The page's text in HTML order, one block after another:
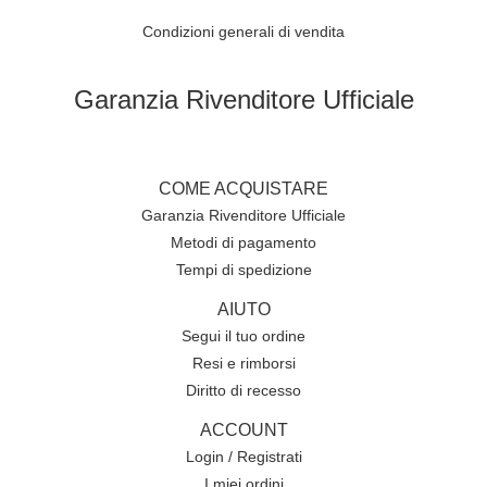
Condizioni generali di vendita
Garanzia Rivenditore Ufficiale
COME ACQUISTARE
Garanzia Rivenditore Ufficiale
Metodi di pagamento
Tempi di spedizione
AIUTO
Segui il tuo ordine
Resi e rimborsi
Diritto di recesso
ACCOUNT
Login / Registrati